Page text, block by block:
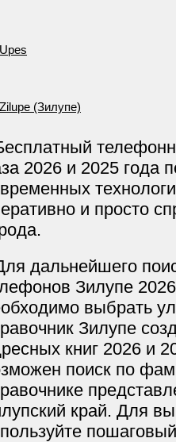
Upes
Zilupe (Зилупе)
2026 и 2025 года
и просто
дальнейшего
Зилупе
выбрать
Зилупе
книг 2026 и
поиск по
край. Для